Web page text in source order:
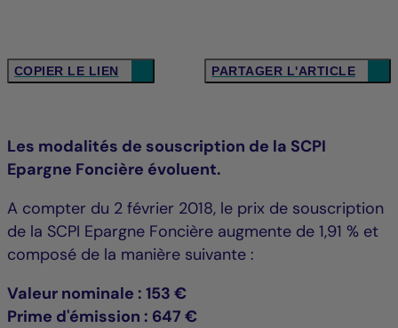
COPIER LE LIEN PARTAGER L'ARTICLE
Les modalités de souscription de la SCPI
Epargne Foncière évoluent.
A compter du 2 février 2018, le prix de souscription
de la SCPI Epargne Foncière augmente de 1,91 % et
composé de la manière suivante :
Valeur nominale : 153 €
Prime d'émission : 647 €